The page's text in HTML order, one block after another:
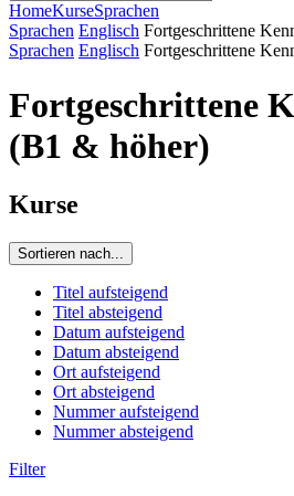
HomeKurseSprachen
Sprachen Englisch Fortgeschrittene
Sprachen Englisch Fortgeschrittene
Fortgeschrittene
(B1 & höher)
Kurse
Sortieren nach...
Titel aufsteigend
Titel absteigend
Datum aufsteigend
Datum absteigend
Ort aufsteigend
Ort absteigend
Nummer aufsteigend
Nummer absteigend
Filter